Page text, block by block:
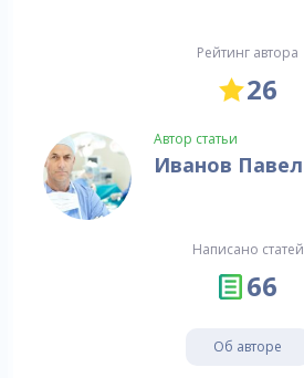
Рейтинг автора
26
Автор статьи
Иванов Павел
Написано статей
66
Об авторе